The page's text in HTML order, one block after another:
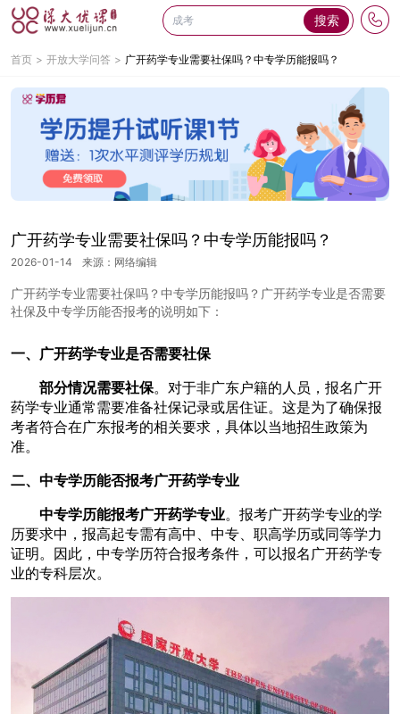
搜索
首页 开放大学问答 广开药学专业需要社保吗？中专学历能报吗？
广开药学专业需要社保吗？中专学历能报吗？
2026-01-14 来源：网络编辑
广开药学专业需要社保吗？中专学历能报吗？广开药学专业是否需要
社保及中专学历能否报考的说明如下：
一、广开药学专业是否需要社保
部分情况需要社保。对于非广东户籍的人员，报名广开
药学专业通常需要准备社保记录或居住证。这是为了确保报
考者符合在广东报考的相关要求，具体以当地招生政策为
准。
二、中专学历能否报考广开药学专业
中专学历能报考广开药学专业。报考广开药学专业的学
历要求中，报高起专需有高中、中专、职高学历或同等学力
证明。因此，中专学历符合报考条件，可以报名广开药学专
业的专科层次。